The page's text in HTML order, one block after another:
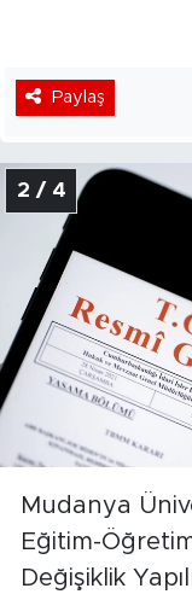
Paylaş
2 / 4
Mudanya
Eğitim-
Değişiklik